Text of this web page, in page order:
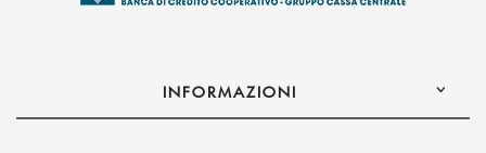
INFORMAZIONI